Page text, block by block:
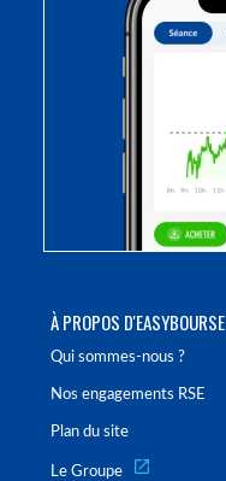
À PROPOS D'EASYBOURSE
Qui sommes-nous ?
Nos engagements RSE
Plan du site
Le Groupe